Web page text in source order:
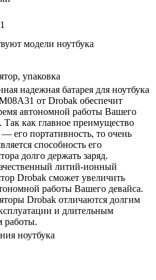
модели ноутбука
упаковка
надежная батарея для ноутбука
от Drobak обеспечит
автономной работы Вашего
Так как главное преимущество
— его портативность, то очень
способность его
долго держать заряд.
литий-ионный
Drobak сможет увеличить
работы Вашего девайса.
Drobak отличаются долгим
и длительным
работы.
ноутбука